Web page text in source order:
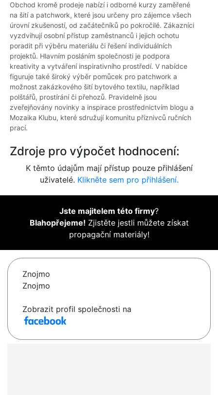
Obchod kromě prodeje nabízí i odborné kurzy zaměřené
na šití a patchwork, které jsou určeny pro zájemce všech
úrovní zkušeností, od začátečníků po pokročilé. Zákazníci
vyzdvihují osobní přístup zaměstnanců i jejich ochotu
poradit při výběru materiálu či řešení individuálních
projektů. Hlavním posláním společnosti je podpora
kreativity a vytváření inspirativního prostředí. V nabídce
figuruje také široký výběr pomůcek pro patchwork a
možnost zakázkového šití bytového textilu, například
polštářů, prostírání či přehozů. Pravidelně jsou
zveřejňovány novinky a inspirace prostřednictvím blogu a
Mozaika Klubu, které sdružují komunitu příznivců ručních
prací.
Zdroje pro výpočet hodnocení:
K těmto údajům mají přístup pouze přihlášení
uživatelé. Klikněte sem pro přihlášení.
Jste majitelem této firmy?
Blahopřejeme! Zjistěte jestli můžete získat
propagační materiály!
Znojmo
Znojmo
Zobrazit profil společnosti na